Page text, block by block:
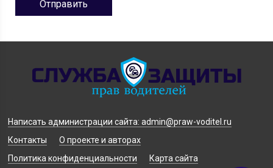
Написать администрации сайта: admin@praw-voditel.ru
Контакты
О проекте и авторах
Политика конфиденциальности
Карта сайта